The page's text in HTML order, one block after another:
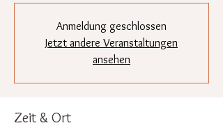
Anmeldung geschlossen
Jetzt andere Veranstaltungen
ansehen
Zeit & Ort